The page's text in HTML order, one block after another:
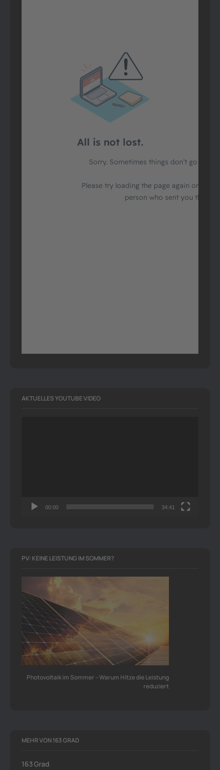
AKTUELLES YOUTUBE VIDEO
00:00 34:41
PV: KEINE LEISTUNG IM SOMMER?
Photovoltaik im Sommer – Warum Hitze die Leistung
reduziert
MEHR VON 163 GRAD
163 Grad